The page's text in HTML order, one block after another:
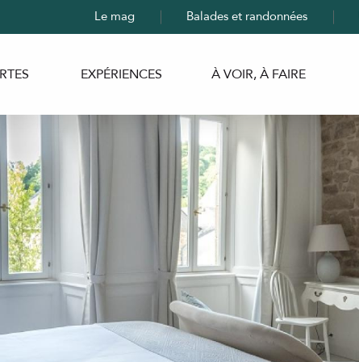
Le mag Balades et randonnées
EXPÉRIENCES À VOIR, À FAIRE